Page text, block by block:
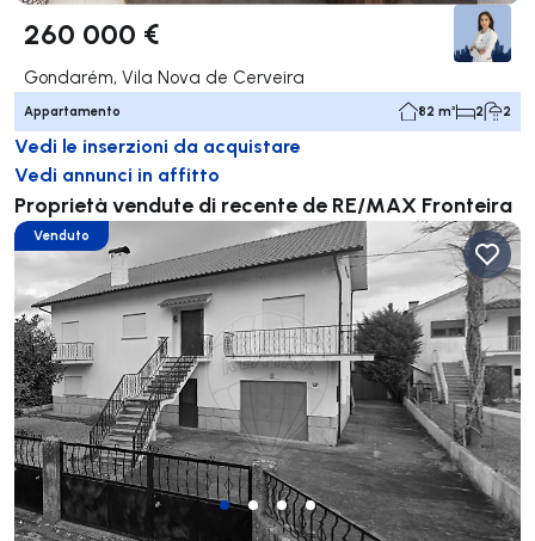
260 000 €
Gondarém, Vila Nova de Cerveira
Appartamento 82 m² 2 2
Vedi le inserzioni da acquistare
Vedi annunci in affitto
Proprietà vendute di recente de RE/MAX Fronteira
Venduto